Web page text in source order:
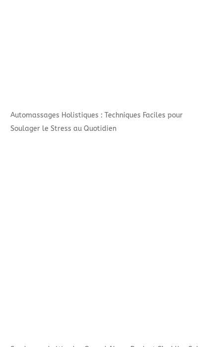
Automassages Holistiques : Techniques Faciles pour
Soulager le Stress au Quotidien